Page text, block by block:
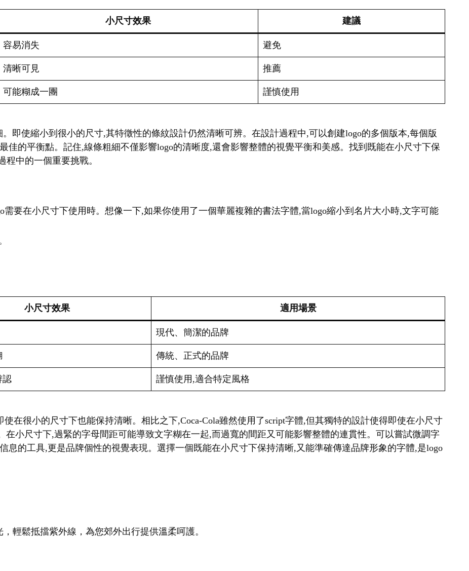
小尺寸效果 建議
容易消失 避免
清晰可見 推薦
可能糊成一團 謹慎使用
即使縮小到很小的尺寸,其特徵性的條紋設計仍然清晰可辨。在設計過程中,可以創建logo的多個版本,每個版
佳的平衡點。記住,線條粗細不僅影響logo的清晰度,還會影響整體的視覺平衡和美感。找到既能在小尺寸下保
中的一個重要挑戰。
要在小尺寸下使用時。想像一下,如果你使用了一個華麗複雜的書法字體,當logo縮小到名片大小時,文字可能
小尺寸效果 適用場景
現代、簡潔的品牌
傳統、正式的品牌
認 謹慎使用,適合特定風格
使在很小的尺寸下也能保持清晰。相比之下,Coca-Cola雖然使用了script字體,但其獨特的設計使得即使在小尺寸
小尺寸下,過緊的字母間距可能導致文字糊在一起,而過寬的間距又可能影響整體的連貫性。可以嘗試微調字
息的工具,更是品牌個性的視覺表現。選擇一個既能在小尺寸下保持清晰,又能準確傳達品牌形象的字體,是logo
輕鬆抵擋紫外線，為您郊外出行提供溫柔呵護。